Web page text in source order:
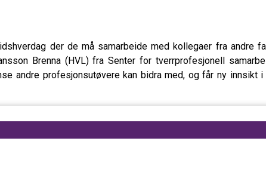
der de må samarbeide med kollegaer fra andre
Brenna (HVL) fra Senter for tverrprofesjonell
andre profesjonsutøvere kan bidra med, og får ny innsikt i